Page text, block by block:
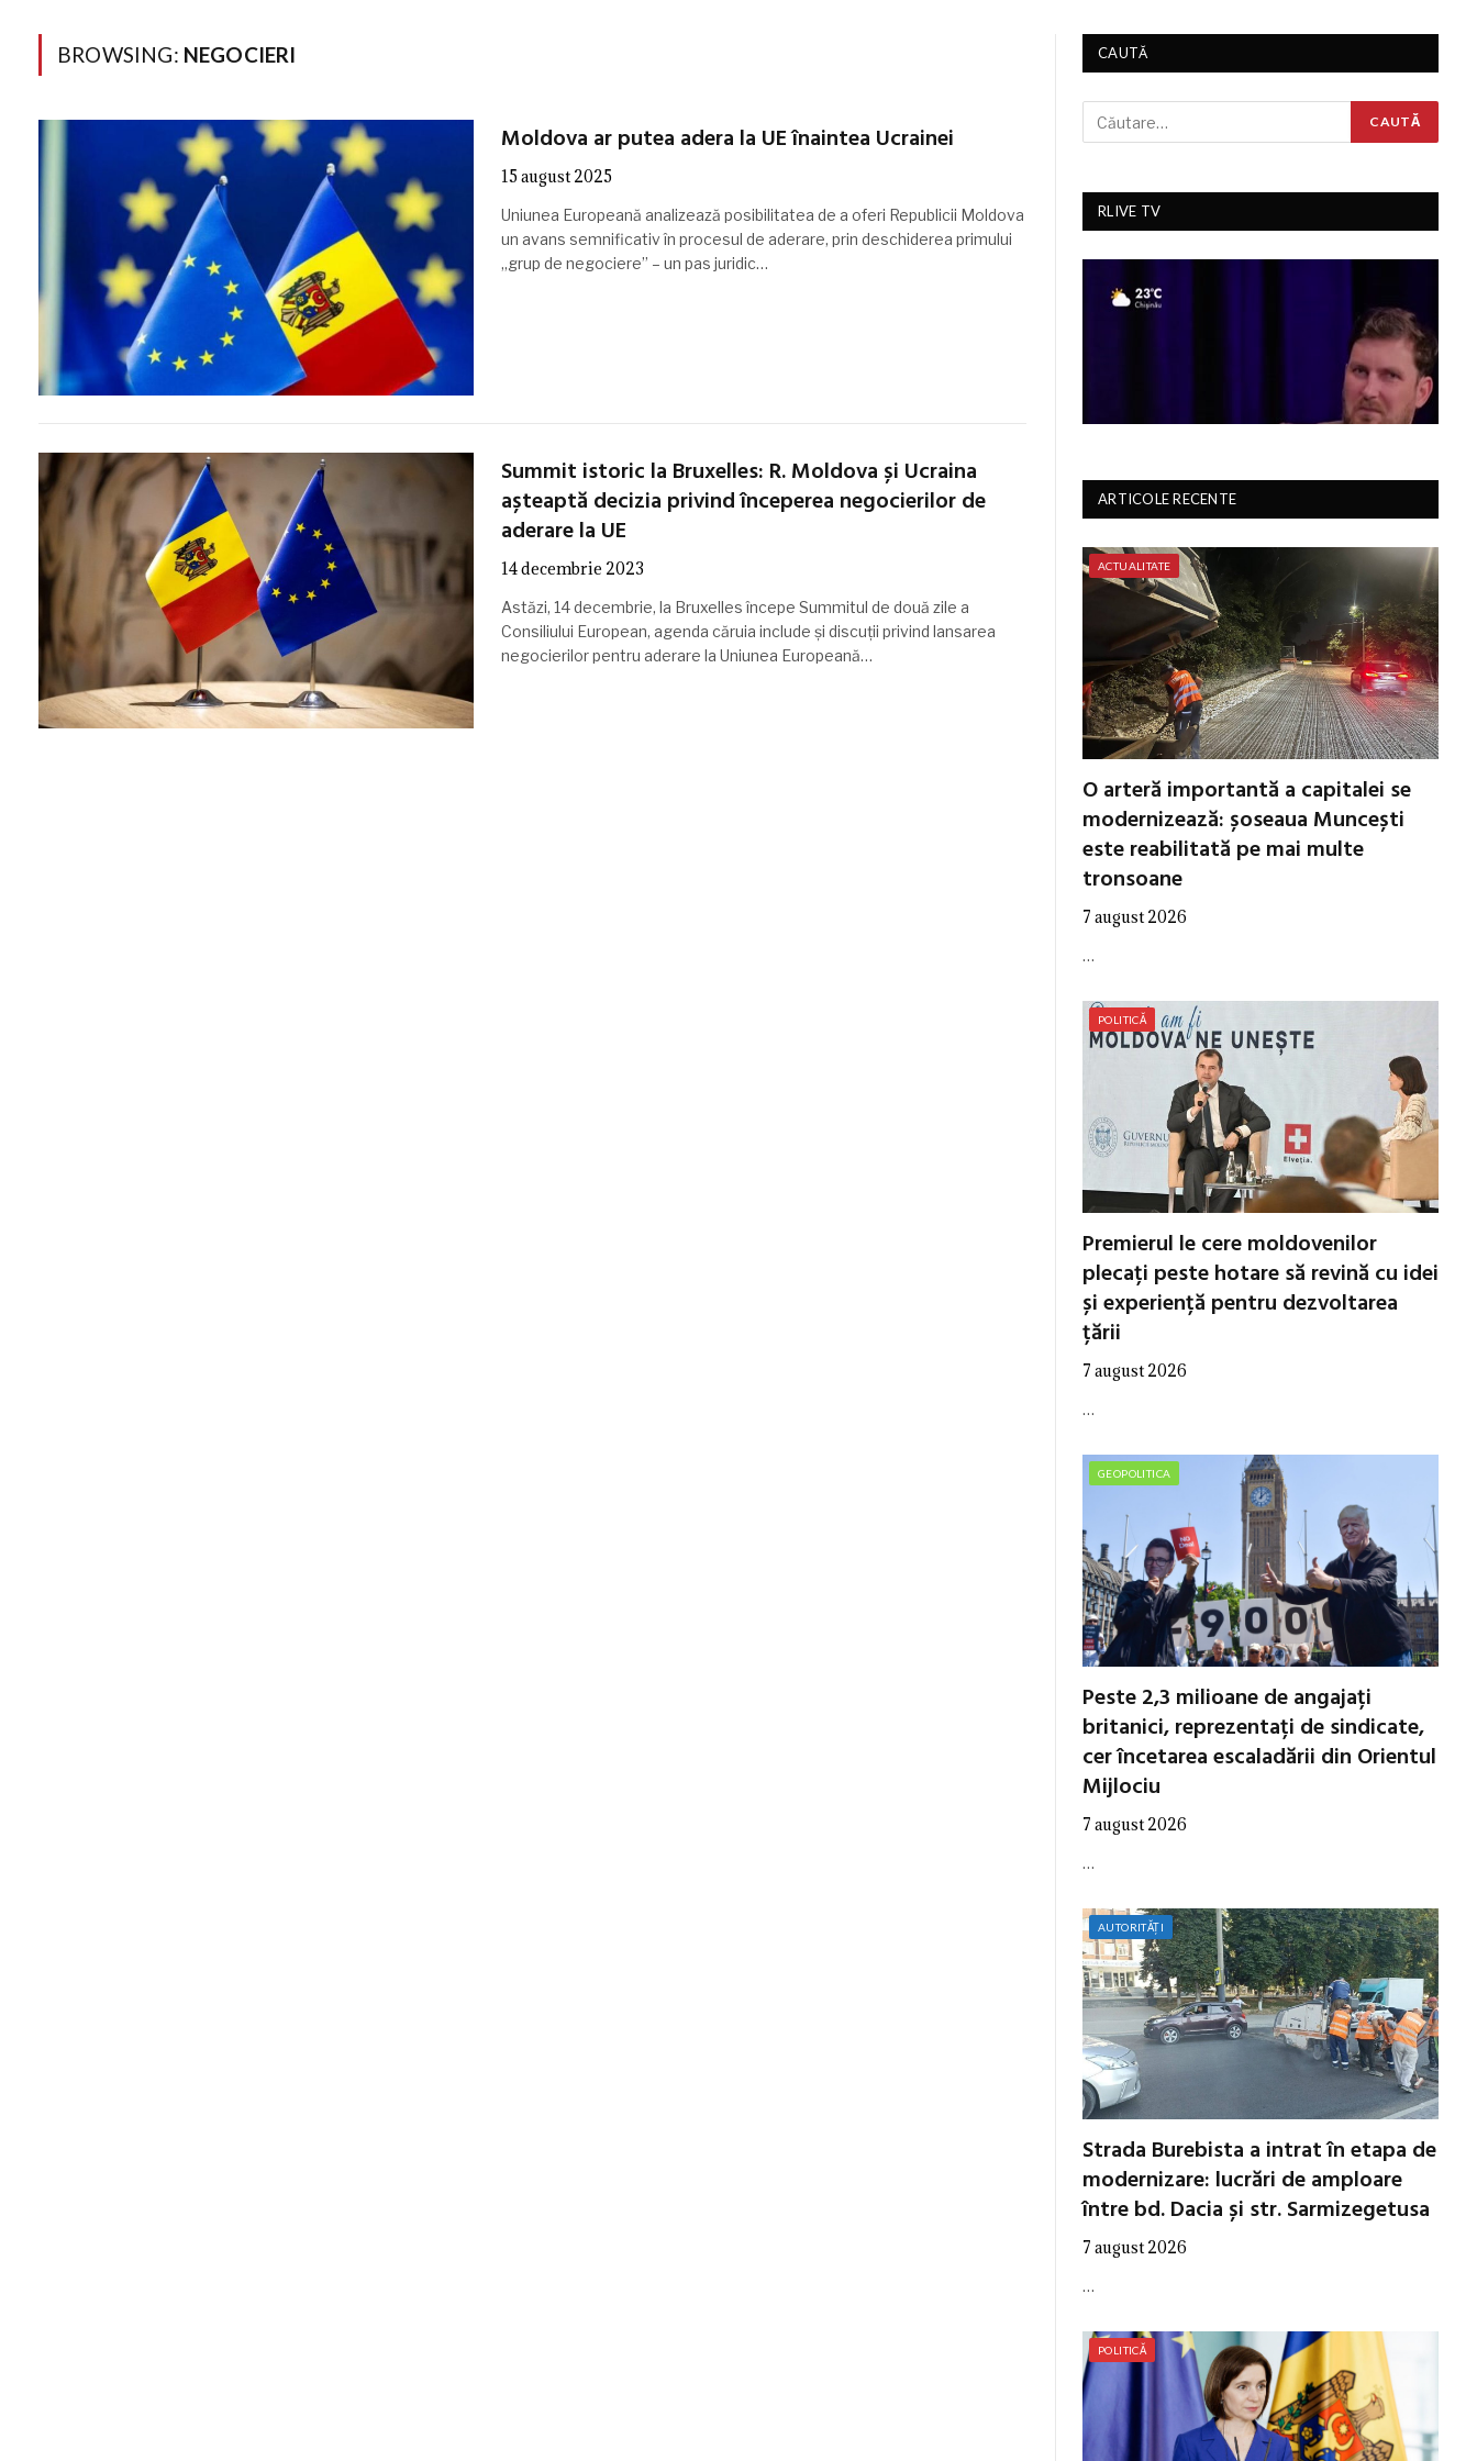
BROWSING: NEGOCIERI
Moldova ar putea adera la UE înaintea Ucrainei
15 august 2025
Uniunea Europeană analizează posibilitatea de a oferi Republicii Moldova
un avans semnificativ în procesul de aderare, prin deschiderea primului
„grup de negociere” – un pas juridic…
Summit istoric la Bruxelles: R. Moldova și Ucraina
așteaptă decizia privind începerea negocierilor de
aderare la UE
14 decembrie 2023
Astăzi, 14 decembrie, la Bruxelles începe Summitul de două zile a
Consiliului European, agenda căruia include și discuții privind lansarea
negocierilor pentru aderare la Uniunea Europeană…
CAUTĂ
RLIVE TV
ARTICOLE RECENTE
ACTUALITATE
O arteră importantă a capitalei se
modernizează: șoseaua Muncești
este reabilitată pe mai multe
tronsoane
7 august 2026
…
POLITICĂ
Premierul le cere moldovenilor
plecați peste hotare să revină cu idei
și experiență pentru dezvoltarea
țării
7 august 2026
…
GEOPOLITICA
Peste 2,3 milioane de angajați
britanici, reprezentați de sindicate,
cer încetarea escaladării din Orientul
Mijlociu
7 august 2026
…
AUTORITĂȚI
Strada Burebista a intrat în etapa de
modernizare: lucrări de amploare
între bd. Dacia și str. Sarmizegetusa
7 august 2026
…
POLITICĂ